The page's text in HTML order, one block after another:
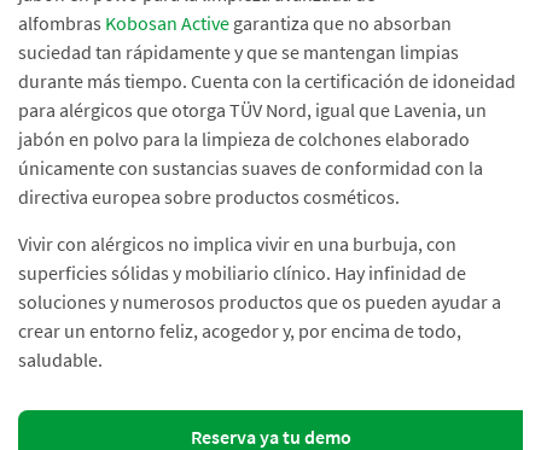
alfombras Kobosan Active garantiza que no absorban
suciedad tan rápidamente y que se mantengan limpias
durante más tiempo. Cuenta con la certificación de idoneidad
para alérgicos que otorga TÜV Nord, igual que Lavenia, un
jabón en polvo para la limpieza de colchones elaborado
únicamente con sustancias suaves de conformidad con la
directiva europea sobre productos cosméticos.
Vivir con alérgicos no implica vivir en una burbuja, con
superficies sólidas y mobiliario clínico. Hay infinidad de
soluciones y numerosos productos que os pueden ayudar a
crear un entorno feliz, acogedor y, por encima de todo,
saludable.
Reserva ya tu demo